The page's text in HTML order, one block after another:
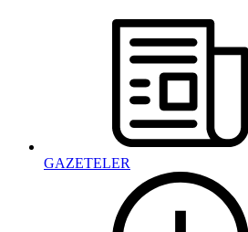
GAZETELER